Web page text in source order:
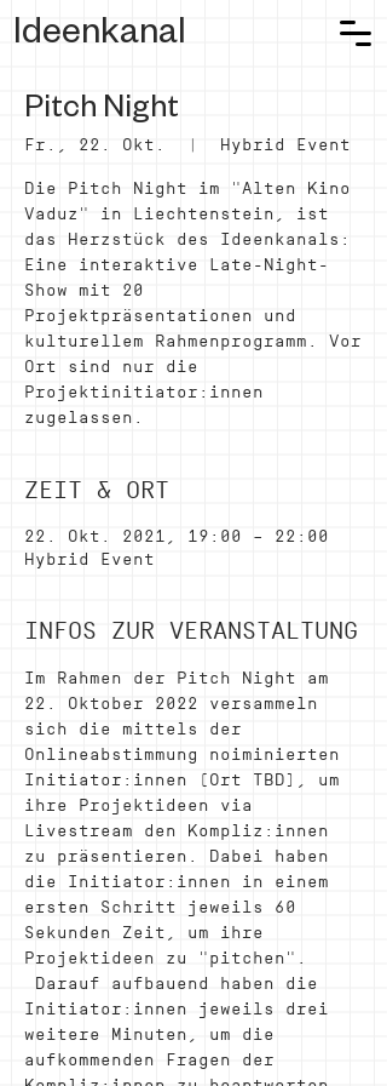
Ideenkanal
Pitch Night
Fr., 22. Okt. Hybrid Event
Die Pitch Night im "Alten Kino
Vaduz" in Liechtenstein, ist
das Herzstück des Ideenkanals:
Eine interaktive Late-Night-
Show mit 20
Projektpräsentationen und
kulturellem Rahmenprogramm. Vor
Ort sind nur die
Projektinitiator:innen
zugelassen.
ZEIT & ORT
22. Okt. 2021, 19:00 – 22:00
Hybrid Event
INFOS ZUR VERANSTALTUNG
Im Rahmen der Pitch Night am
22. Oktober 2022 versammeln
sich die mittels der
Onlineabstimmung noiminierten
Initiator:innen (Ort TBD), um
ihre Projektideen via
Livestream den Kompliz:innen
zu präsentieren. Dabei haben
die Initiator:innen in einem
ersten Schritt jeweils 60
Sekunden Zeit, um ihre
Projektideen zu "pitchen".
Darauf aufbauend haben die
Initiator:innen jeweils drei
weitere Minuten, um die
aufkommenden Fragen der